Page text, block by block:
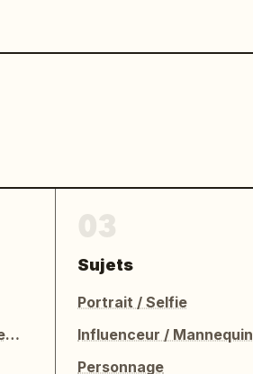
Image cinématographique / Photogramme de film
Sujets
Portrait / Selfie
Influenceur / Mannequin
Personnage